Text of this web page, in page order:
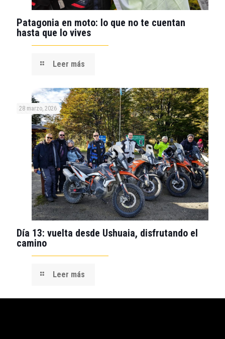
Patagonia en moto: lo que no te cuentan
hasta que lo vives
Leer más
28 marzo, 2026
Día 13: vuelta desde Ushuaia, disfrutando el
camino
Leer más